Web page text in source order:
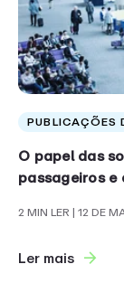
PUBLICAÇÕES
O papel das
passageiros
2 MIN LER | 12 DE
Ler mais